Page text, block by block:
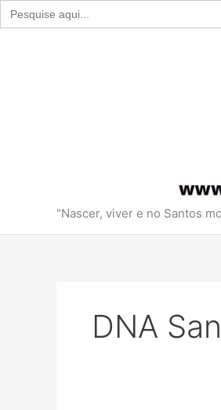
Search
for:
"Nascer, viver e no Santos
DNA